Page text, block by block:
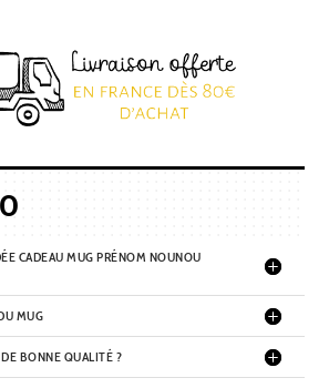
CADEAU MUG PRÉNOM NOUNOU
MUG
BONNE QUALITÉ ?